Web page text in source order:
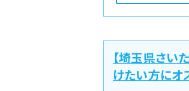
【埼玉県さ
けたい方にオ